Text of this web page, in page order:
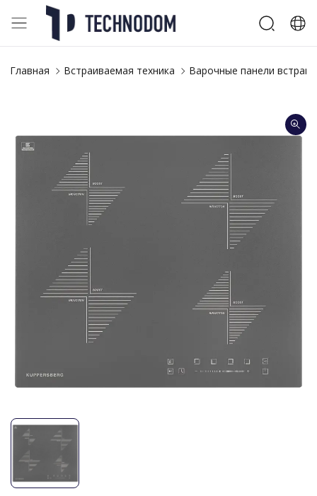
Главная Встраиваемая техника Варочные панели